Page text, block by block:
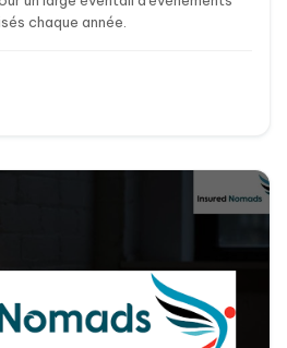
chaque année.